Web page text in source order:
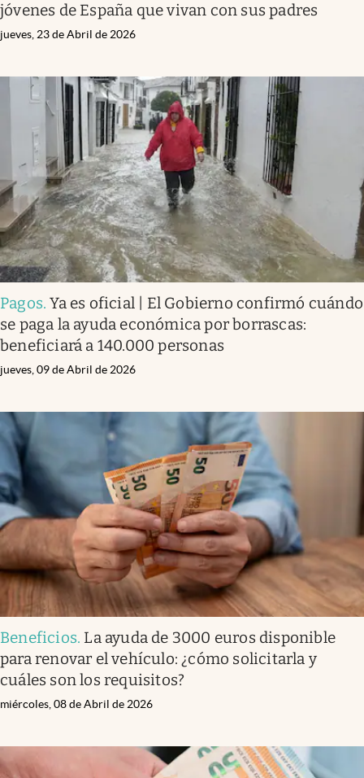
jóvenes de España que vivan con sus padres
jueves, 23 de Abril de 2026
Pagos.Ya es oficial | El Gobierno confirmó cuándo
se paga la ayuda económica por borrascas:
beneficiará a 140.000 personas
jueves, 09 de Abril de 2026
Beneficios. La ayuda de 3000 euros disponible
para renovar el vehículo: ¿cómo solicitarla y
cuáles son los requisitos?
miércoles, 08 de Abril de 2026